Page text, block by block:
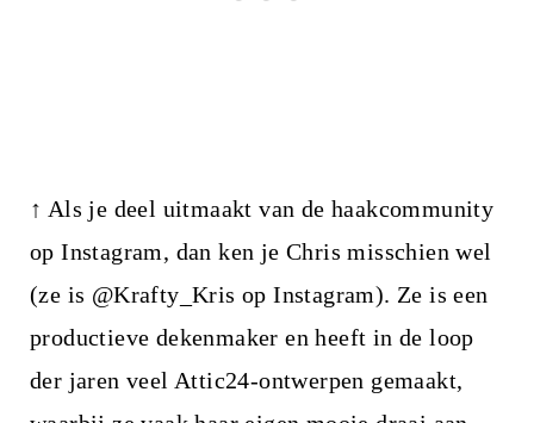
↑ Als je deel uitmaakt van de haakcommunity
op Instagram, dan ken je Chris misschien wel
(ze is @Krafty_Kris op Instagram). Ze is een
productieve dekenmaker en heeft in de loop
der jaren veel Attic24-ontwerpen gemaakt,